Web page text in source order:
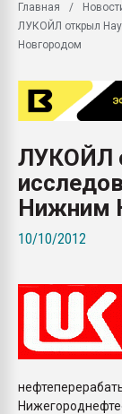
Главная
ЛУКОЙЛ открыл
Новгородом
ЛУКОЙЛ
Нижним
10/10/2012